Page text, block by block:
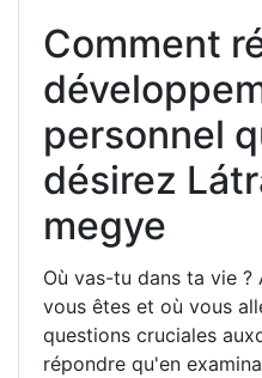
Comment
personnel
désirez
megye
Où vas-tu dans ta vie
vous êtes et où vous
questions cruciales
répondre qu'en